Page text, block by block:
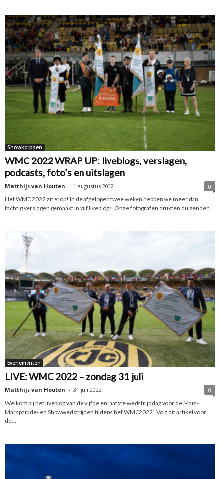
Showkorpsen
WMC 2022 WRAP UP: liveblogs, verslagen,
podcasts, foto’s en uitslagen
Matthijs van Houten - 1 augustus 2022
0
Het WMC 2022 zit erop! In de afgelopen twee weken hebben we meer dan
tachtig verslagen gemaakt in vijf liveblogs. Onze fotografen drukten duizenden...
Evenementen
LIVE: WMC 2022 – zondag 31 juli
Matthijs van Houten - 31 juli 2022
0
Welkom bij het liveblog van de vijfde en laatste wedstrijddag voor de Mars-,
Marsparade- en Showwedstrijden tijdens het WMC2022! Volg dit artikel voor
de...